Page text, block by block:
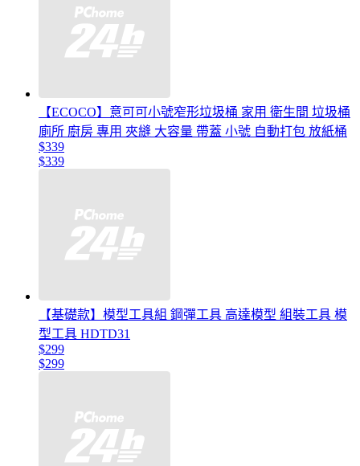
【ECOCO】意可可小號窄形垃圾桶 家用 衛生間 垃圾桶
廁所 廚房 專用 夾縫 大容量 帶蓋 小號 自動打包 放紙桶
$339
$339
【基礎款】模型工具組 鋼彈工具 高達模型 組裝工具 模
型工具 HDTD31
$299
$299